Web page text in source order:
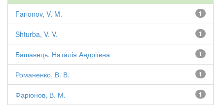
1
Farionov, V. M.
1
Shturba, V. V.
1
Башавець, Наталія Андріївна
1
Романенко, В. В.
1
Фаріонов, В. М.